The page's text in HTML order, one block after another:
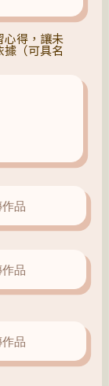
心得，讓未
據（可具名
品
品
品